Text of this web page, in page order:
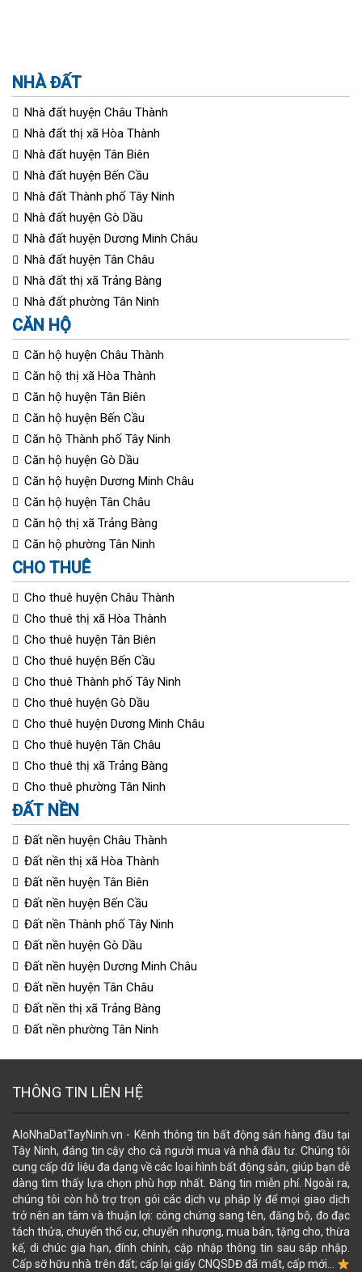
NHÀ ĐẤT
Nhà đất huyện Châu Thành
Nhà đất thị xã Hòa Thành
Nhà đất huyện Tân Biên
Nhà đất huyện Bến Cầu
Nhà đất Thành phố Tây Ninh
Nhà đất huyện Gò Dầu
Nhà đất huyện Dương Minh Châu
Nhà đất huyện Tân Châu
Nhà đất thị xã Trảng Bàng
Nhà đất phường Tân Ninh
CĂN HỘ
Căn hộ huyện Châu Thành
Căn hộ thị xã Hòa Thành
Căn hộ huyện Tân Biên
Căn hộ huyện Bến Cầu
Căn hộ Thành phố Tây Ninh
Căn hộ huyện Gò Dầu
Căn hộ huyện Dương Minh Châu
Căn hộ huyện Tân Châu
Căn hộ thị xã Trảng Bàng
Căn hộ phường Tân Ninh
CHO THUÊ
Cho thuê huyện Châu Thành
Cho thuê thị xã Hòa Thành
Cho thuê huyện Tân Biên
Cho thuê huyện Bến Cầu
Cho thuê Thành phố Tây Ninh
Cho thuê huyện Gò Dầu
Cho thuê huyện Dương Minh Châu
Cho thuê huyện Tân Châu
Cho thuê thị xã Trảng Bàng
Cho thuê phường Tân Ninh
ĐẤT NỀN
Đất nền huyện Châu Thành
Đất nền thị xã Hòa Thành
Đất nền huyện Tân Biên
Đất nền huyện Bến Cầu
Đất nền Thành phố Tây Ninh
Đất nền huyện Gò Dầu
Đất nền huyện Dương Minh Châu
Đất nền huyện Tân Châu
Đất nền thị xã Trảng Bàng
Đất nền phường Tân Ninh
THÔNG TIN LIÊN HỆ
AloNhaDatTayNinh.vn - Kênh thông tin bất động sản hàng đầu tại
Tây Ninh, đáng tin cậy cho cả người mua và nhà đầu tư. Chúng tôi
cung cấp dữ liệu đa dạng về các loại hình bất động sản, giúp bạn dễ
dàng tìm thấy lựa chọn phù hợp nhất. Đăng tin miễn phí. Ngoài ra,
chúng tôi còn hỗ trợ trọn gói các dịch vụ pháp lý để mọi giao dịch
trở nên an tâm và thuận lợi: công chứng sang tên, đăng bộ, đo đạc
tách thửa, chuyển thổ cư, chuyển nhượng, mua bán, tặng cho, thừa
kế, di chúc gia hạn, đính chính, cập nhập thông tin sau sáp nhập.
Cấp sỡ hữu nhà trên đất; cấp lại giấy CNQSDĐ đã mất, cấp mới...